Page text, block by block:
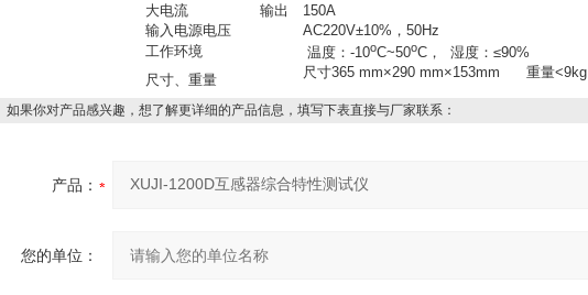
大电流
输出
150A
输入电源电压
AC220V±10%，50Hz
工作环境
温度：-10οC~50οC， 湿度：≤90%
尺寸、重量
尺寸365 mm×290 mm×153mm 重量<9kg
如果你对产品感兴趣，想了解更详细的产品信息，填写下表直接与厂家联系：
产品：
您的单位：